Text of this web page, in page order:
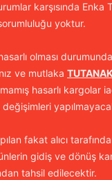
karşısında Enka
yoktur.
olması
ve mutlaka
hasarlı kargolar
fakat alıcı
gidiş ve dönüş
tahsil edilecektir.